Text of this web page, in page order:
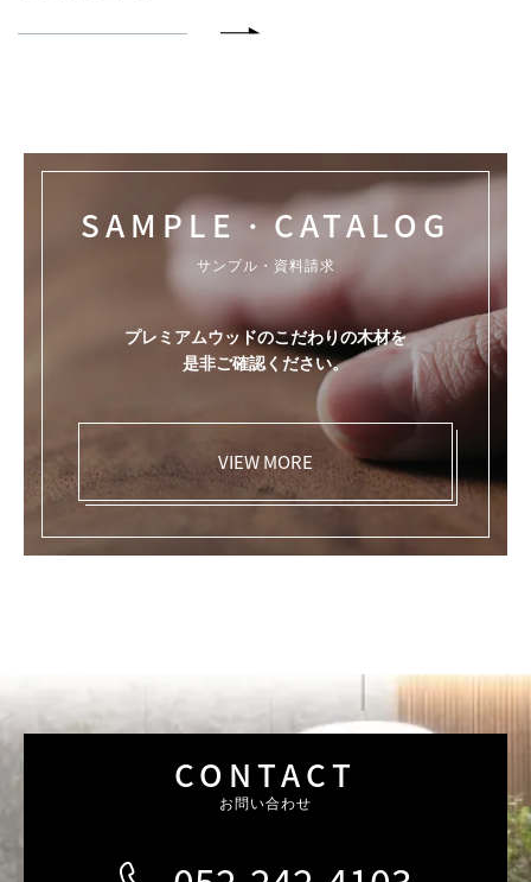
SAMPLE・CATALOG
サンプル・資料請求
プレミアムウッドのこだわりの木材を
是非ご確認ください。
VIEW MORE
CONTACT
お問い合わせ